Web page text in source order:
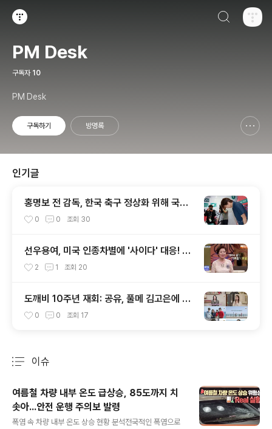
PM Desk
구독자 10
PM Desk
구독하기 방명록
인기글
홍명보 전 감독, 한국 축구 정상화 위해 국회
청문회 참석 의사 밝혀
0 0 조회 30
선우용여, 미국 인종차별에 '사이다' 대응! 김
치 냄새 비하에 맞선 통쾌한 이야기
2 1 조회 20
도깨비 10주년 재회: 공유, 풀메 김고은에 폭
소하며 찐친 케미 발산!
0 0 조회 17
이슈
여름철 차량 내부 온도 급상승, 85도까지 치
솟아...안전 운행 주의보 발령
폭염 속 차량 내부 온도 상승 현황 분석전국적인 폭염으로